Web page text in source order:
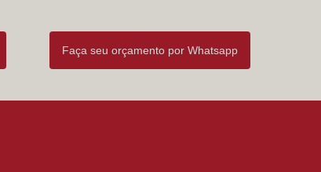
Faça seu orçamento por Whatsapp